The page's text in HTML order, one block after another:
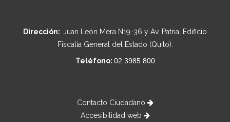
Dirección: Juan León Mera N19-36 y Av. Patria, Edificio
Fiscalía General del Estado (Quito).
Teléfono: 02 3985 800
Contacto Ciudadano
Accesibilidad web